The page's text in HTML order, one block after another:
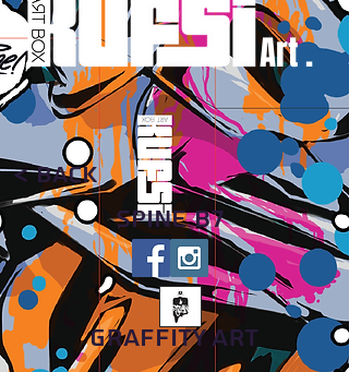
Art .
< Back
SPINE B7
GRAFFITY ART